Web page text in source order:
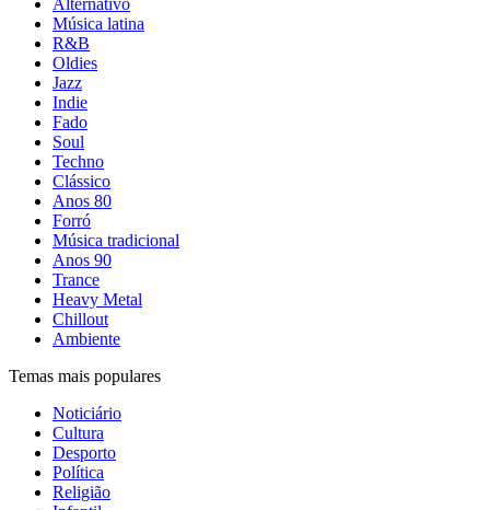
Alternativo
Música latina
R&B
Oldies
Jazz
Indie
Fado
Soul
Techno
Clássico
Anos 80
Forró
Música tradicional
Anos 90
Trance
Heavy Metal
Chillout
Ambiente
Temas mais populares
Noticiário
Cultura
Desporto
Política
Religião